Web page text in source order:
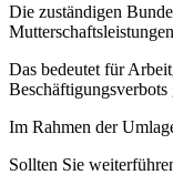
Die zuständigen
Das bedeutet für
Beschäftigungsverbots
Im Rahmen der
Sollten Sie